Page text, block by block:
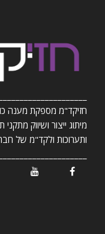
חזיקד"מ מספקת מענה
מיתוג ייצור ושיווק
ותערוכות ולקד"מ של